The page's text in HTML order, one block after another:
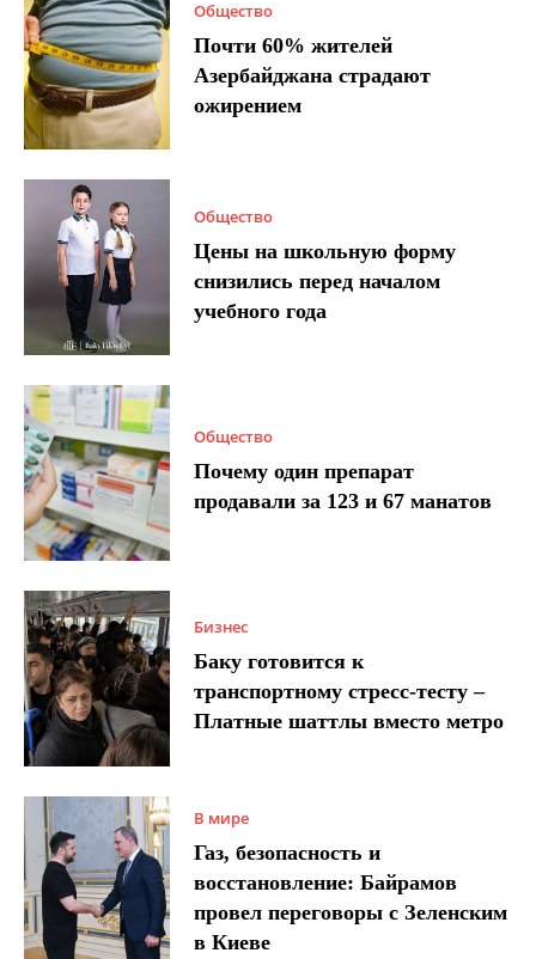
Общество
Почти 60% жителей
Азербайджана страдают
ожирением
Общество
Цены на школьную форму
снизились перед началом
учебного года
Общество
Почему один препарат
продавали за 123 и 67 манатов
Бизнес
Баку готовится к
транспортному стресс-тесту –
Платные шаттлы вместо метро
В мире
Газ, безопасность и
восстановление: Байрамов
провел переговоры с Зеленским
в Киеве